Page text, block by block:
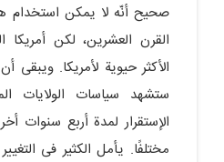
صحیح أنّه لا یمکن استخدام
القرن العشرین، لکن أمریکا
الأکثر حیویة لأمریکا. ویبقى
ستشهد سیاسات الولایات
الإستقرار لمدة أربع سنوات
مختلفًا. یأمل الکثیر فی